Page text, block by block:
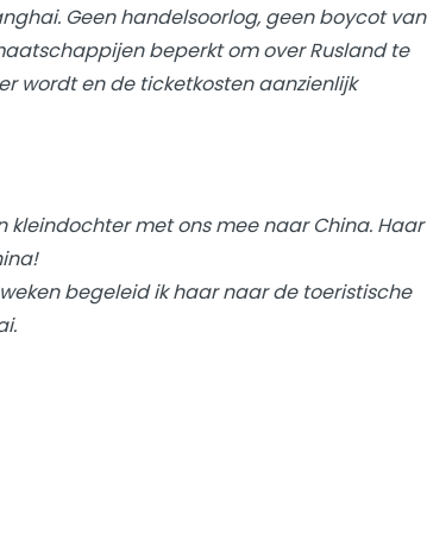
Geen handelsoorlog, geen boycot van
beperkt om over Rusland te
wordt en de ticketkosten aanzienlijk
kleindochter met ons mee naar China. Haar
begeleid ik haar naar de toeristische